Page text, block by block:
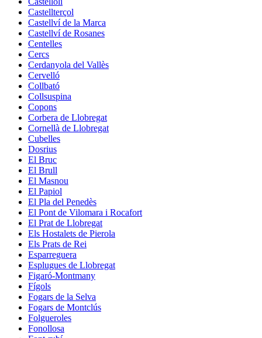
Castellterçol
Castellví de la Marca
Castellví de Rosanes
Centelles
Cercs
Cerdanyola del Vallès
Cervelló
Collbató
Collsuspina
Copons
Corbera de Llobregat
Cornellà de Llobregat
Cubelles
Dosrius
El Bruc
El Brull
El Masnou
El Papiol
El Pla del Penedès
El Pont de Vilomara i Rocafort
El Prat de Llobregat
Els Hostalets de Pierola
Els Prats de Rei
Esparreguera
Esplugues de Llobregat
Figaró-Montmany
Fígols
Fogars de la Selva
Fogars de Montclús
Folgueroles
Fonollosa